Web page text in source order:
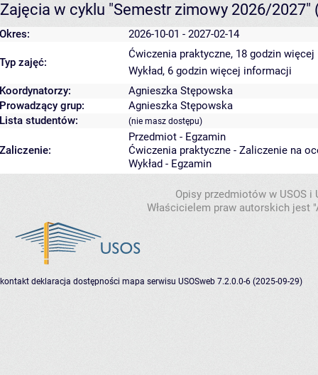
Zajęcia w cyklu "Semestr zimowy 2026/2027"
Okres: 2026-10-01 - 2027-02-14
Typ zajęć:
Ćwiczenia praktyczne, 18 godzin więcej
Wykład, 6 godzin więcej informacji
Koordynatorzy:
Agnieszka Stępowska
Prowadzący grup:
Agnieszka Stępowska
Lista studentów:
(nie masz dostępu)
Zaliczenie:
Przedmiot - Egzamin
Ćwiczenia praktyczne - Zaliczenie na
Wykład - Egzamin
Opisy przedmiotów w USOS
Właścicielem praw autorskich jest
kontakt deklaracja dostępności mapa serwisu USOSweb 7.2.0.0-6 (2025-09-29)